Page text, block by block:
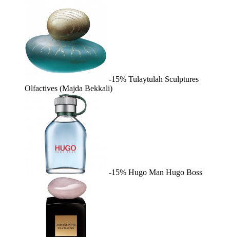
-15% Tulaytulah Sculptures
Olfactives (Majda Bekkali)
-15% Hugo Man Hugo Boss